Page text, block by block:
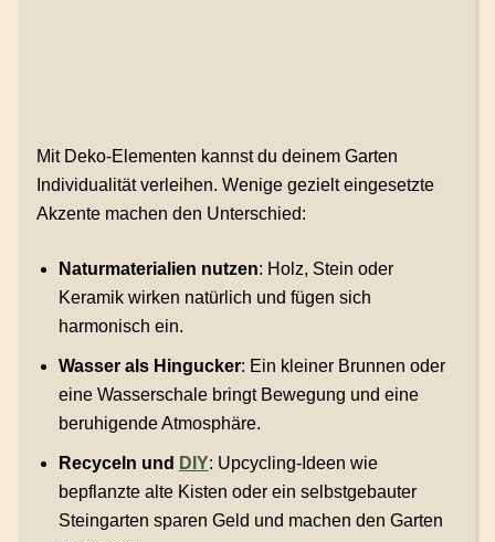
Mit Deko-Elementen kannst du deinem Garten
Individualität verleihen. Wenige gezielt eingesetzte
Akzente machen den Unterschied:
Naturmaterialien nutzen: Holz, Stein oder
Keramik wirken natürlich und fügen sich
harmonisch ein.
Wasser als Hingucker: Ein kleiner Brunnen oder
eine Wasserschale bringt Bewegung und eine
beruhigende Atmosphäre.
Recyceln und DIY: Upcycling-Ideen wie
bepflanzte alte Kisten oder ein selbstgebauter
Steingarten sparen Geld und machen den Garten